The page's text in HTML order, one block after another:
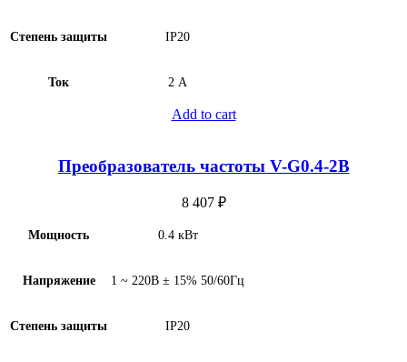
Степень защиты IP20
Ток 2 А
Add to cart
Преобразователь частоты V-G0.4-2B
8 407 ₽
Мощность 0.4 кВт
Напряжение 1 ~ 220В ± 15% 50/60Гц
Степень защиты IP20